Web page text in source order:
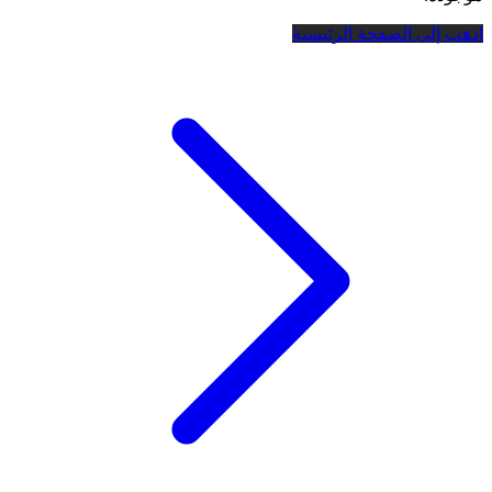
اذهب إلى الصفحة الرئيسية